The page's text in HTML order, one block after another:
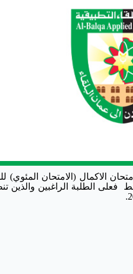
الاكمال (الامتحان المئوي)
2025-2026 ورسبوا بمادة واحد فقط فعلى الطلبة